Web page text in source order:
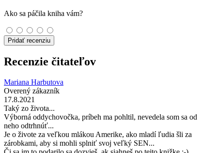
Ako sa páčila kniha vám?
Pridať recenziu
Recenzie čitateľov
Mariana Harbutova
Overený zákazník
17.8.2021
Taký zo života...
Výborná oddychovočka, príbeh ma pohltil, nevedela som sa od
neho odtrhnúť...
Je o živote za veľkou mlákou Amerike, ako mladí ľudia šli za
zárobkami, aby si mohli splniť svoj veľký SEN...